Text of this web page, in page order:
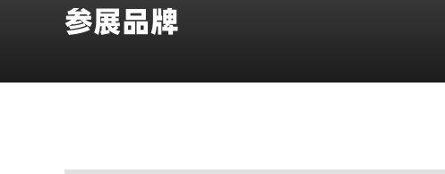
参展品牌